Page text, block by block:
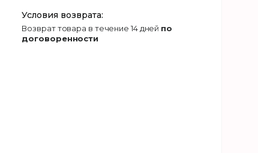
возврат товара в течение 14 дней по
договоренности